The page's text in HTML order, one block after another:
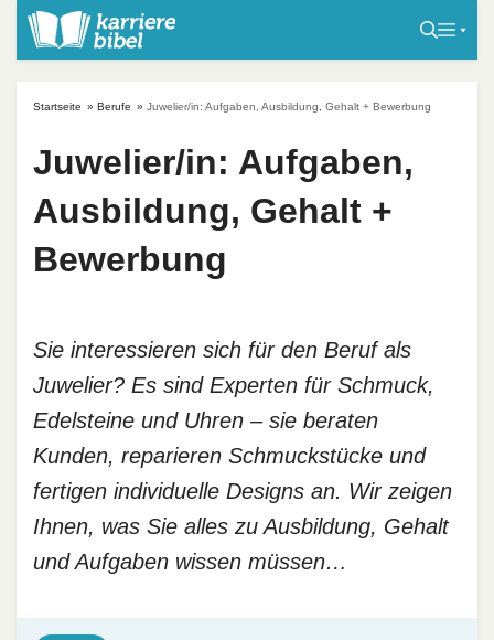
Startseite » Berufe » Juwelier/in: Aufgaben, Ausbildung, Gehalt + Bewerbung
Juwelier/in: Aufgaben,
Ausbildung, Gehalt +
Bewerbung
Sie interessieren sich für den Beruf als
Juwelier? Es sind Experten für Schmuck,
Edelsteine und Uhren – sie beraten
Kunden, reparieren Schmuckstücke und
fertigen individuelle Designs an. Wir zeigen
Ihnen, was Sie alles zu Ausbildung, Gehalt
und Aufgaben wissen müssen…